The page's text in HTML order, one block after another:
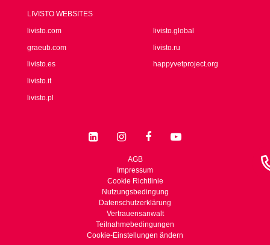
LIVISTO WEBSITES
livisto.com
graeub.com
livisto.es
livisto.it
livisto.pl
livisto.global
livisto.ru
happyvetproject.org
AGB
Impressum
Cookie Richtlinie
Nutzungsbedingung
Datenschutzerklärung
Vertrauensanwalt
Teilnahmebedingungen
Cookie-Einstellungen ändern